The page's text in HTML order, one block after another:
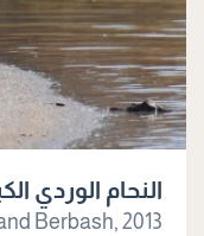
النحام الوردي
Berbash, 2013